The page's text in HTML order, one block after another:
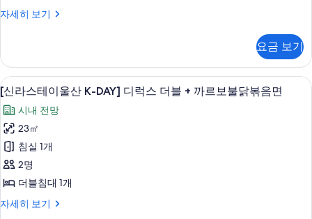
K-
탠
다
드
더
블
+
까
르
자세히 보기
[신
이
울
산
K-
DAY]
스
탠
다
드
더
블
+
요금 보기
[신
라
스
테
이
울
K-
고급 침구, 객실 내 금고, 암막 커튼, 방
6
[신라스테이울산 K-DAY] 디럭스 더블 + 까르보불닭볶음면
시내 전망
23㎡
침실 1개
2명
더블침대 1개
자세히 보기
[신